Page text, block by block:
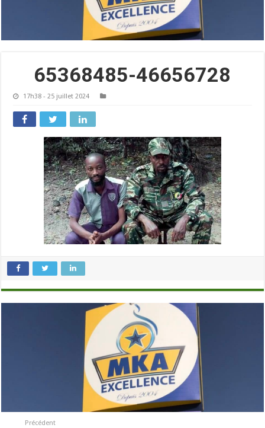
65368485-46656728
17h38 - 25 juillet 2024
Précédent